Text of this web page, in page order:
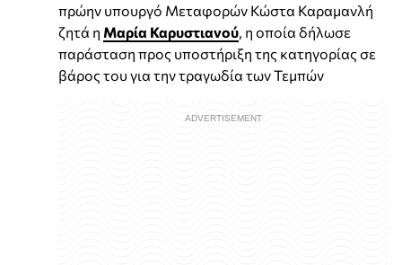
πρώην υπουργό Μεταφορών Κώστα Καραμανλή
ζητά η Μαρία Καρυστιανού , η οποία δήλωσε
παράσταση προς υποστήριξη της κατηγορίας σε
βάρος του για την τραγωδία των Τεμπών